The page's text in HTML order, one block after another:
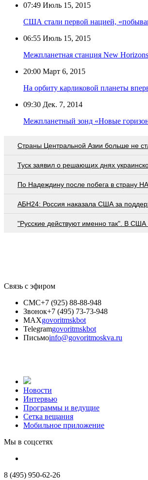
07:49 Июль 15, 2015
США стали первой нацией,
06:55 Июль 15, 2015
Межпланетная станция New
20:00 Март 6, 2015
На орбиту карликовой планеты
09:30 Дек. 7, 2014
Межпланетный зонд «Новые
Страны Центральной Азии больше не
Туск заявил о решающих днях
По Надеждину после побега в страну
АБН24: Россия наказала США за
"Русские действуют именно так". В
Связь с эфиром
СМС+7 (925) 88-88-948
Звонок+7 (495) 73-73-948
MAXgovoritmskbot
Telegramgovoritmskbot
Письмоinfo@govoritmoskva.ru
Новости
Интервью
Программы и ведущие
Сетка вещания
Мобильное приложение
Мы в соцсетях
8 (495) 950-62-26